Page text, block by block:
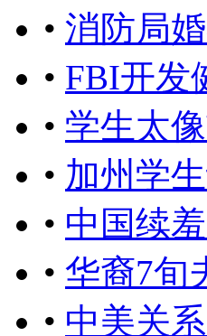
• 消防局
• FBI开发
• 学生太
• 加州学
• 中国续
• 华裔7旬
• 中美关